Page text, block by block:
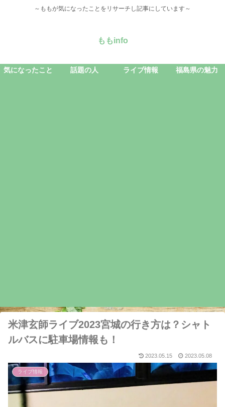
～ももが気になったことをリサーチし記事にしています～
ももinfo
気になったこと 話題の人 ライブ情報 福島県の魅力
米津玄師ライブ2023宮城の行き方は？シャト
ルバスに駐車場情報も！
2023.05.15 2023.05.08
ライブ情報